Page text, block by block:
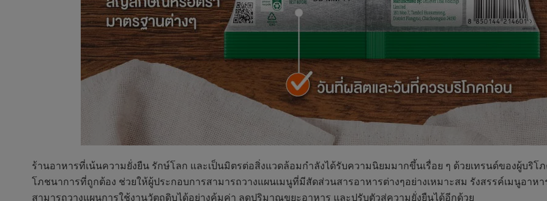
ร้านอาหารที่เน้นความยั่งยืน รักษ์โลก และเป็นมิตรต่อสิ่งแวดล้อมกำลังได้รับความนิยมมากขึ้นเรื่อย ๆ ด้วยเทรนด์ของผู้บริ
โภชนาการที่ถูกต้อง ช่วยให้ผู้ประกอบการสามารถวางแผนเมนูที่มีสัดส่วนสารอาหารต่างๆอย่างเหมาะสม รังสรรค์เมนูอ
สามารถวางแผนการใช้งานวัตถุดิบได้อย่างคุ้มค่า ลดปริมาณขยะอาหาร และปรับตัวสู่ความยั่งยืนได้อีกด้วย